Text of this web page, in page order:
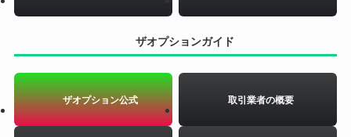
ザオプションガイド
ザオプション公式 取引業者の概要